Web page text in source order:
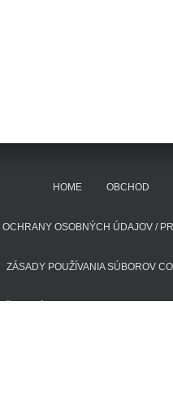
HOME OBCHOD
OCHRANY OSOBNÝCH ÚDAJOV /
ZÁSADY POUŽÍVANIA SÚBOROV